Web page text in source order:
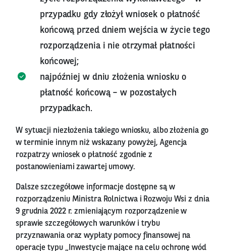
przypadku gdy złożył wniosek o płatność
końcową przed dniem wejścia w życie tego
rozporządzenia i nie otrzymał płatności
końcowej;
najpóźniej w dniu złożenia wniosku o
płatność końcową – w pozostałych
przypadkach.
W sytuacji niezłożenia takiego wniosku, albo złożenia go
w terminie innym niż wskazany powyżej, Agencja
rozpatrzy wniosek o płatność zgodnie z
postanowieniami zawartej umowy.
Dalsze szczegółowe informacje dostępne są w
rozporządzeniu Ministra Rolnictwa i Rozwoju Wsi z dnia
9 grudnia 2022 r. zmieniającym rozporządzenie w
sprawie szczegółowych warunków i trybu
przyznawania oraz wypłaty pomocy finansowej na
operacje typu „Inwestycje mające na celu ochronę wód